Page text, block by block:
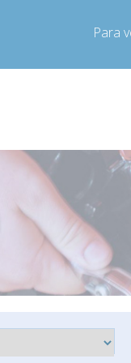
Para
De lunes a viernes